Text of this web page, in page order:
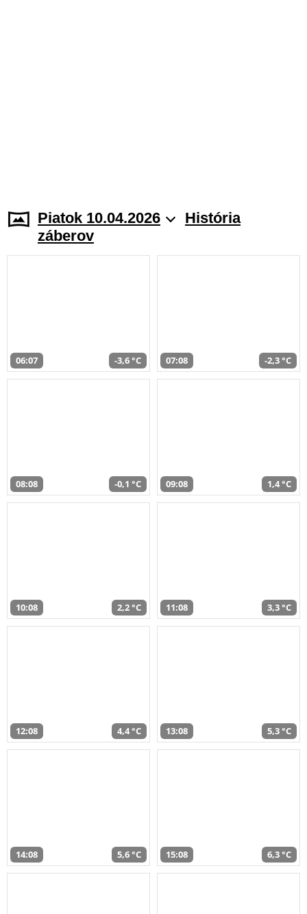
Piatok 10.04.2026
História
záberov
06:07 -3,6 °C 07:08 -2,3 °C
08:08 -0,1 °C 09:08 1,4 °C
10:08 2,2 °C 11:08 3,3 °C
12:08 4,4 °C 13:08 5,3 °C
14:08 5,6 °C 15:08 6,3 °C